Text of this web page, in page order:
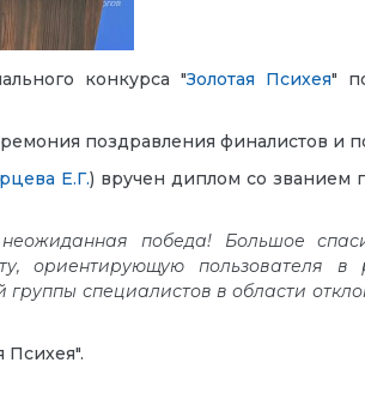
конкурса "Золотая Психея"
поздравления финалистов и
Е.Г.) вручен диплом со званием
победа! Большое
ориентирующую пользователя в
специалистов в области
Психея".